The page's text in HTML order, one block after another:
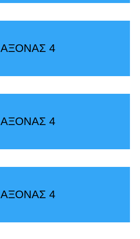
ΑΞΟΝΑΣ 4
ΑΞΟΝΑΣ 4
ΑΞΟΝΑΣ 4